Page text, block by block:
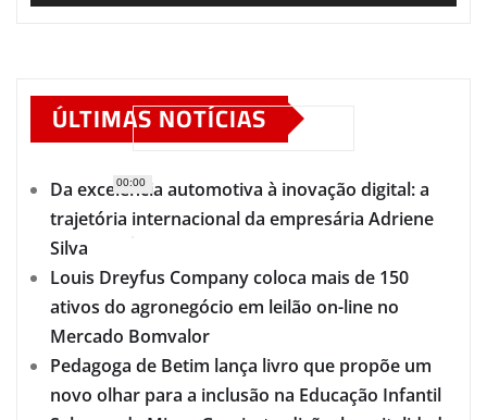
00:00
ÚLTIMAS NOTÍCIAS
Da excelência automotiva à inovação digital: a
trajetória internacional da empresária Adriene
Silva
Louis Dreyfus Company coloca mais de 150
ativos do agronegócio em leilão on-line no
Mercado Bomvalor
Pedagoga de Betim lança livro que propõe um
novo olhar para a inclusão na Educação Infantil